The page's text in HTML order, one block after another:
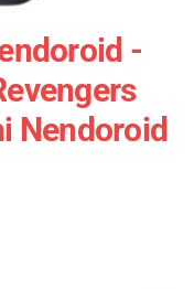
-
Nendoroid